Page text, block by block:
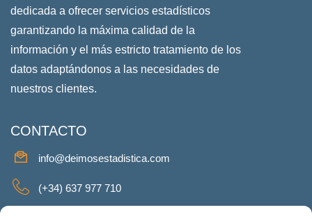
dedicada a ofrecer servicios estadísticos
garantizando la máxima calidad de la
información y el más estricto tratamiento de los
datos adaptándonos a las necesidades de
nuestros clientes.
CONTACTO
info@deimosestadistica.com
(+34) 637 977 710